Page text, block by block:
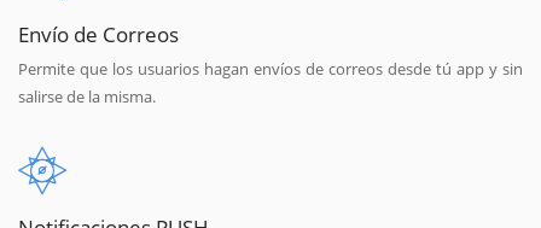
Envío de Correos
Permite que los usuarios hagan envíos de correos desde tú app y sin
salirse de la misma.